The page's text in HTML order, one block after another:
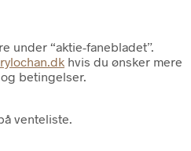
under “aktie-fanebladet”.
hvis du ønsker mere
betingelser.
venteliste.